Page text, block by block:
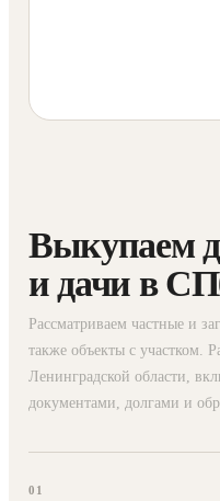
Выкупаем
и дачи в
Рассматриваем частные и
также объекты с участком.
Ленинградской области,
документами, долгами и
01